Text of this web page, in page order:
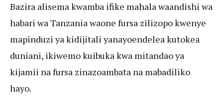
Bazira alisema kwamba ifike mahala waandishi wa
habari wa Tanzania waone fursa zilizopo kwenye
mapinduzi ya kidijitali yanayoendelea kutokea
duniani, ikiwemo kuibuka kwa mitandao ya
kijamii na fursa zinazoambata na mabadiliko
hayo.